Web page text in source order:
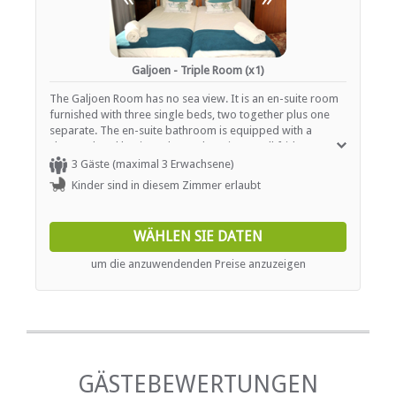
Galjoen - Triple Room (x1)
The Galjoen Room has no sea view. It is an en-suite room
furnished with three single beds, two together plus one
separate. The en-suite bathroom is equipped with a
shower, hand basin and WC. There is a small fridge, tea
and coffee making facilities, microwave, TV with DSTV with
own smart-card in the room. We offer breakfast at an
additional rate per person with special breakfast rates for
3 Gäste (maximal 3 Erwachsene)
Kinder sind in diesem Zimmer erlaubt
WÄHLEN SIE DATEN
um die anzuwendenden Preise anzuzeigen
GÄSTEBEWERTUNGEN